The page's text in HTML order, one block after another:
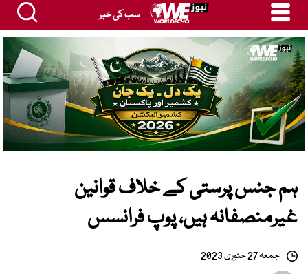
سب کی خبر
ہم جنس پرستی کے خلاف قوانین
غیرمنصفانہ ہیں، پوپ فرانسس
جمعہ 27 جنوری 2023